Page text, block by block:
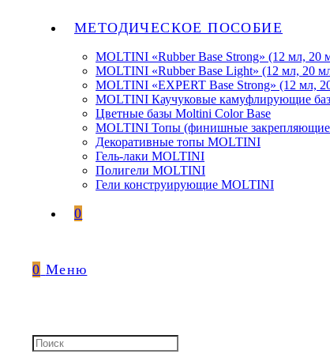
МЕТОДИЧЕСКОЕ ПОСОБИЕ
MOLTINI «Rubber Base Strong» (12 мл, 20
MOLTINI «Rubber Base Light» (12 мл, 20
MOLTINI «EXPERT Base Strong» (12 мл,
MOLTINI Каучуковые камуфлирующие
Цветные базы Moltini Color Base
MOLTINI Топы (финишные закрепляющие
Декоративные топы MOLTINI
Гель-лаки MOLTINI
Полигели MOLTINI
Гели конструирующие MOLTINI
0
0 Меню